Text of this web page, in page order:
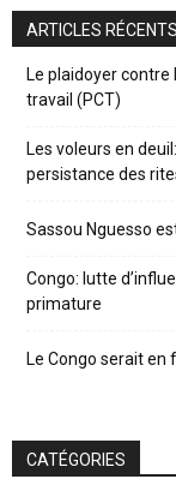
ARTICLES RÉCENTS
Le plaidoyer
travail (PCT)
Les voleurs en
persistance des
Sassou Nguesso
Congo: lutte
primature
Le Congo serait en
CATÉGORIES